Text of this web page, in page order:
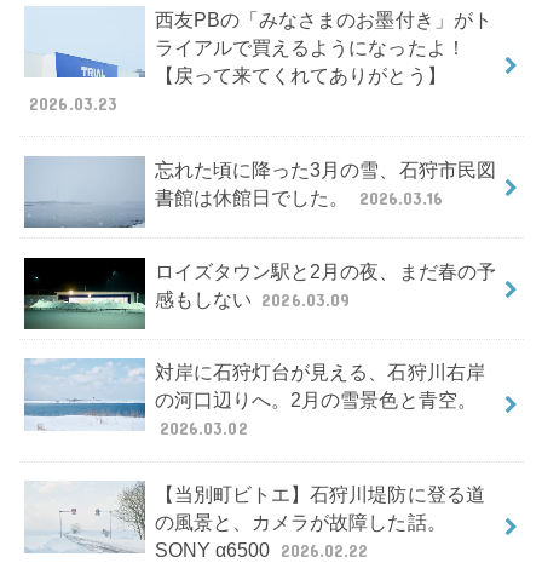
西友PBの「みなさまのお墨付き」がト
ライアルで買えるようになったよ！
【戻って来てくれてありがとう】
2026.03.23
忘れた頃に降った3月の雪、石狩市民図
書館は休館日でした。
2026.03.16
ロイズタウン駅と2月の夜、まだ春の予
感もしない 2026.03.09
対岸に石狩灯台が見える、石狩川右岸
の河口辺りへ。2月の雪景色と青空。
2026.03.02
【当別町ビトエ】石狩川堤防に登る道
の風景と、カメラが故障した話。
SONY α6500 2026.02.22